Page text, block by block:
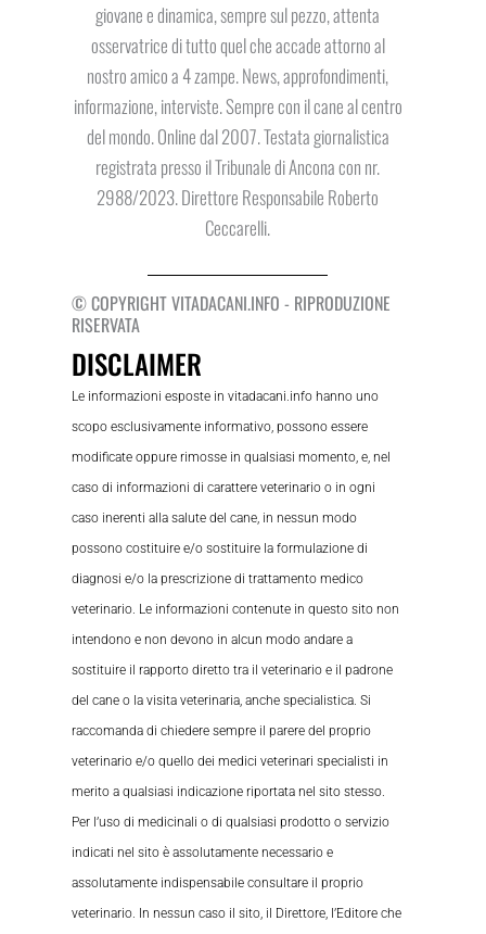
giovane e dinamica, sempre sul pezzo, attenta
osservatrice di tutto quel che accade attorno al
nostro amico a 4 zampe. News, approfondimenti,
informazione, interviste. Sempre con il cane al centro
del mondo. Online dal 2007. Testata giornalistica
registrata presso il Tribunale di Ancona con nr.
2988/2023. Direttore Responsabile Roberto
Ceccarelli.
© COPYRIGHT VITADACANI.INFO - RIPRODUZIONE
RISERVATA
DISCLAIMER
Le informazioni esposte in vitadacani.info hanno uno
scopo esclusivamente informativo, possono essere
modificate oppure rimosse in qualsiasi momento, e, nel
caso di informazioni di carattere veterinario o in ogni
caso inerenti alla salute del cane, in nessun modo
possono costituire e/o sostituire la formulazione di
diagnosi e/o la prescrizione di trattamento medico
veterinario. Le informazioni contenute in questo sito non
intendono e non devono in alcun modo andare a
sostituire il rapporto diretto tra il veterinario e il padrone
del cane o la visita veterinaria, anche specialistica. Si
raccomanda di chiedere sempre il parere del proprio
veterinario e/o quello dei medici veterinari specialisti in
merito a qualsiasi indicazione riportata nel sito stesso.
Per l’uso di medicinali o di qualsiasi prodotto o servizio
indicati nel sito è assolutamente necessario e
assolutamente indispensabile consultare il proprio
veterinario. In nessun caso il sito, il Direttore, l’Editore che